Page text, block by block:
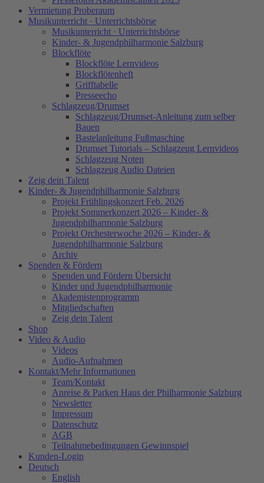
Vermietung Proberaum
Musikunterricht · Unterrichtsbörse
Musikunterricht · Unterrichtsbörse
Kinder- & Jugendphilharmonie Salzburg
Blockflöte
Blockflöte Lernvideos
Blockflötenheft
Grifftabelle
Presseecho
Schlagzeug/Drumset
Schlagzeug/Drumset-Anleitung zum selber
Bauen
Bastelanleitung Fußmaschine
Drumset Tutorials – Schlagzeug Lernvideos
Schlagzeug Noten
Schlagzeug Audio Dateien
Zeig dein Talent
Kinder- & Jugendphilharmonie Salzburg
Projekt Frühlingskonzert Feb. 2026
Projekt Sommerkonzert 2026 – Kinder- &
Jugendphilharmonie Salzburg
Projekt Orchesterwoche 2026 – Kinder- &
Jugendphilharmonie Salzburg
Archiv
Spenden & Fördern
Spenden und Fördern Übersicht
Kinder und Jugendphilharmonie
Akademistenprogramm
Mitgliedschaften
Zeig dein Talent
Shop
Video & Audio
Videos
Audio-Aufnahmen
Kontakt/Mehr Informationen
Team/Kontakt
Anreise & Parken Haus der Philharmonie Salzburg
Newsletter
Impressum
Datenschutz
AGB
Teilnahmebedingungen Gewinnspiel
Kunden-Login
Deutsch
English